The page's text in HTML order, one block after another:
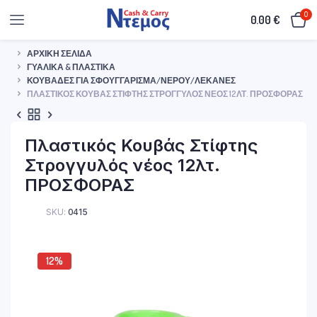
0.00€ 0
ΑΡΧΙΚΉ ΣΕΛΊΔΑ
ΓΥΑΛΙΚΆ & ΠΛΑΣΤΙΚΆ
ΚΟΥΒΆΔΕΣ ΓΙΑ ΣΦΟΥΓΓΆΡΙΣΜΑ/ΝΕΡΟΎ/ΛΕΚΆΝΕΣ
ΠΛΑΣΤΙΚΌΣ ΚΟΥΒΆΣ ΣΤΊΦΤΗΣ ΣΤΡΟΓΓΥΛΌΣ ΝΈΟΣ 12ΛΤ. ΠΡΟΣΦΟΡΑΣ
Πλαστικός Κουβάς Στίφτης
Στρογγυλός νέος 12λτ.
ΠΡΟΣΦΟΡΑΣ
SKU: 0415
12%